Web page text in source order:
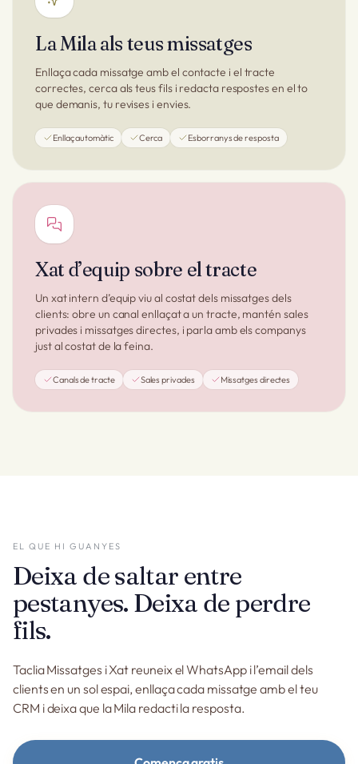
La Mila als teus missatges
Enllaça cada missatge amb el contacte i el tracte
correctes, cerca als teus fils i redacta respostes en el to
que demanis, tu revises i envies.
Enllaç automàtic Cerca Esborranys de resposta
Xat d’equip sobre el tracte
Un xat intern d’equip viu al costat dels missatges dels
clients: obre un canal enllaçat a un tracte, mantén sales
privades i missatges directes, i parla amb els companys
just al costat de la feina.
Canals de tracte Sales privades Missatges directes
EL QUE HI GUANYES
Deixa de saltar entre
pestanyes. Deixa de perdre
fils.
Taclia Missatges i Xat reuneix el WhatsApp i l’email dels
clients en un sol espai, enllaça cada missatge amb el teu
CRM i deixa que la Mila redacti la resposta.